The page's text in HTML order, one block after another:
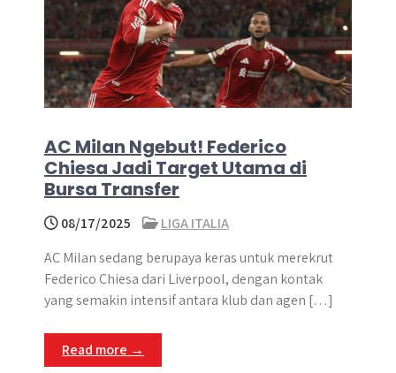
AC Milan Ngebut! Federico
Chiesa Jadi Target Utama di
Bursa Transfer
08/17/2025
LIGA ITALIA
AC Milan sedang berupaya keras untuk merekrut
Federico Chiesa dari Liverpool, dengan kontak
yang semakin intensif antara klub dan agen […]
Read more →